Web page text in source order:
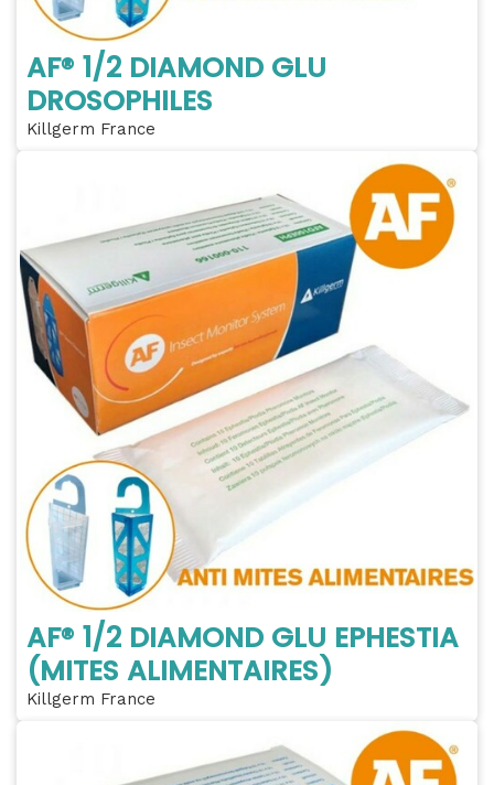
AF® 1/2 DIAMOND GLU
DROSOPHILES
Killgerm France
AF® 1/2 DIAMOND GLU EPHESTIA
(MITES ALIMENTAIRES)
Killgerm France